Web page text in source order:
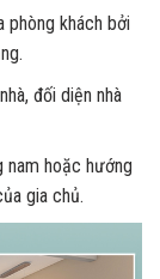
phòng khách bởi
đối diện nhà
nam hoặc hướng
gia chủ.